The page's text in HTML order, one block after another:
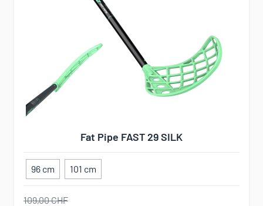
Fat Pipe FAST 29 SILK
96 cm 101 cm
109,00 CHF